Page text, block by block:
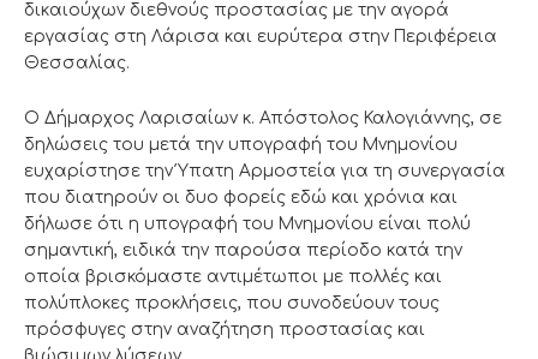
δικαιούχων διεθνούς προστασίας με την αγορά
εργασίας στη Λάρισα και ευρύτερα στην Περιφέρεια
Θεσσαλίας.
Ο Δήμαρχος Λαρισαίων κ. Απόστολος Καλογιάννης, σε
δηλώσεις του μετά την υπογραφή του Μνημονίου
ευχαρίστησε την Ύπατη Αρμοστεία για τη συνεργασία
που διατηρούν οι δυο φορείς εδώ και χρόνια και
δήλωσε ότι η υπογραφή του Μνημονίου είναι πολύ
σημαντική, ειδικά την παρούσα περίοδο κατά την
οποία βρισκόμαστε αντιμέτωποι με πολλές και
πολύπλοκες προκλήσεις, που συνοδεύουν τους
πρόσφυγες στην αναζήτηση προστασίας και